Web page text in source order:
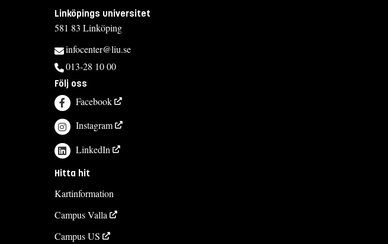
Linköpings universitet
581 83 Linköping
infocenter@liu.se
013-28 10 00
Följ oss
Facebook
Instagram
LinkedIn
Hitta hit
Kartinformation
Campus Valla
Campus US